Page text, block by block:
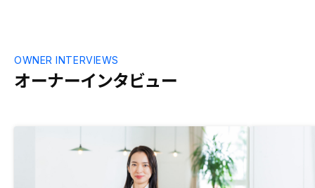
オーナーインタビュー
OWNER INTERVIEWS